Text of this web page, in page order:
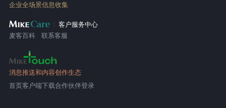
企业全场景信息收集
客户服务中心
麦客百科
联系客服
消息推送和内容创作生态
首页客户端下载合作伙伴登录